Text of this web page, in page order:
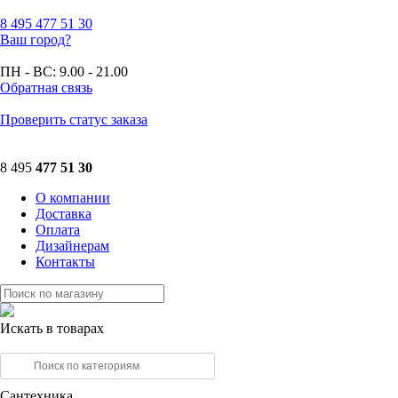
8 495 477 51 30
Ваш город?
ПН - ВС: 9.00 - 21.00
Обратная связь
Проверить статус заказа
8 495 477 51 30
О компании
Доставка
Оплата
Дизайнерам
Контакты
Искать в товарах